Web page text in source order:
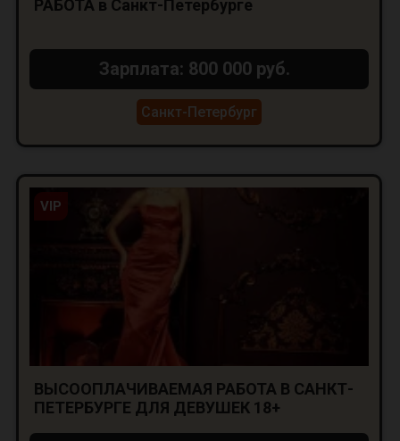
РАБОТА в Санкт-Петербурге
Зарплата: 800 000 руб.
Санкт-Петербург
VIP
ВЫСООПЛАЧИВАЕМАЯ РАБОТА В САНКТ-
ПЕТЕРБУРГЕ ДЛЯ ДЕВУШЕК 18+